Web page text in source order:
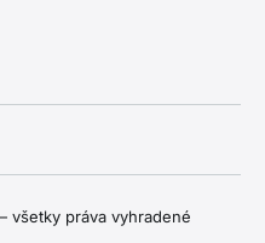
všetky práva vyhradené